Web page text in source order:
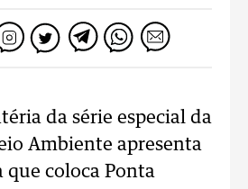
da série especial da
Ambiente apresenta
coloca Ponta